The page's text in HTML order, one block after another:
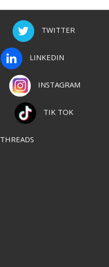
TWITTER
LINKEDIN
INSTAGRAM
TIK TOK
THREADS